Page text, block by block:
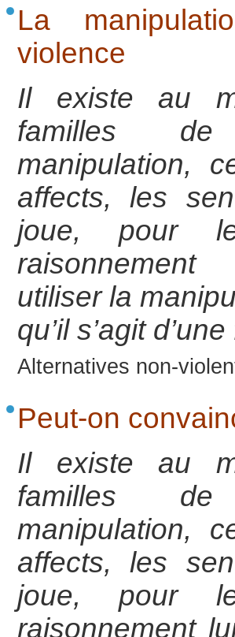
La
violence
Il existe au
familles
manipulation,
affects, les
joue, pour
utiliser la
qu’il s’agit
Alternatives non-
Peut-on
Il existe au
familles
manipulation,
affects, les
joue, pour
raisonnement